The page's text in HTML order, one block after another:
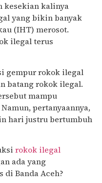
kesekian kalinya
yang bikin banyak
(IHT) merosot.
ilegal terus
gempur rokok ilegal
batang rokok ilegal.
mampu
pertanyaannya,
hari justru bertumbuh
rokok ilegal
ada yang
Banda Aceh?